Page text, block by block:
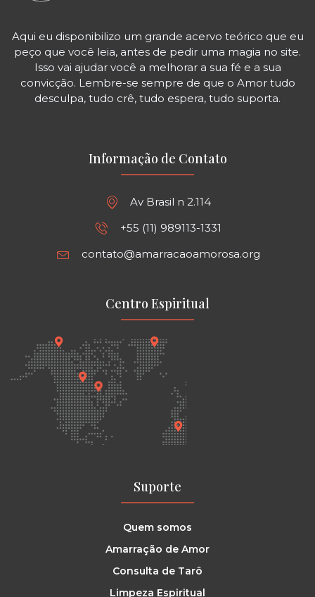
Aqui eu disponibilizo um grande acervo teórico que eu
peço que você leia, antes de pedir uma magia no site.
Isso vai ajudar você a melhorar a sua fé e a sua
convicção. Lembre-se sempre de que o Amor tudo
desculpa, tudo crê, tudo espera, tudo suporta.
Informação de Contato
Av Brasil n 2.114
+55 (11) 989113-1331
contato@amarracaoamorosa.org
Centro Espiritual
Suporte
Quem somos
Amarração de Amor
Consulta de Tarô
Limpeza Espiritual